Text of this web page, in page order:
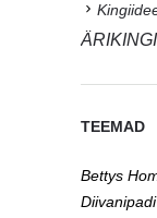
TEEMAD
Bettys
Diivanipadi